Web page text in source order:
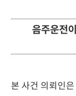
음주운전
본 사건 의뢰인